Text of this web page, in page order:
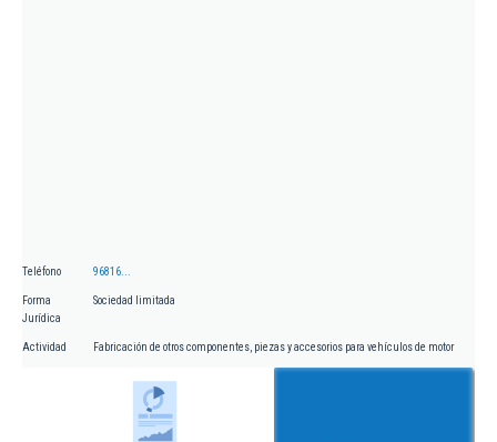
Teléfono 96816...
Forma
Jurídica
Sociedad limitada
Actividad Fabricación de otros componentes, piezas y accesorios para vehículos de motor